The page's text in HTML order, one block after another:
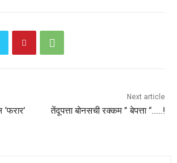
Next article
तेंदूपत्ता बोनसची रक्कम ” बेपत्ता “.…..!